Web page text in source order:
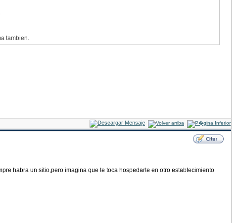
tambien.
habra un sitio,pero imagina que te toca hospedarte en otro establecimiento